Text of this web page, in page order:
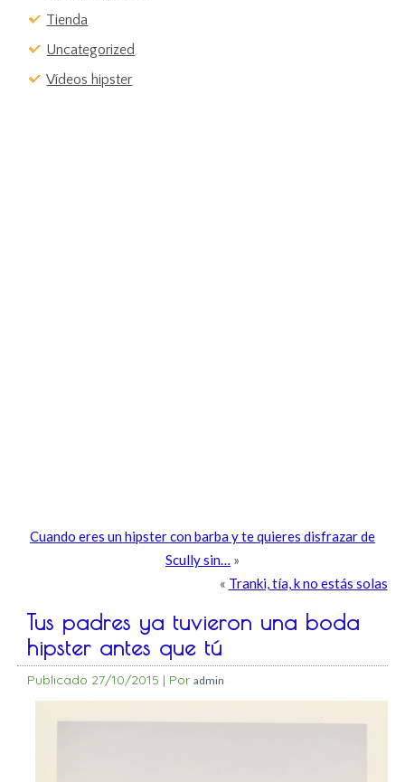
Tienda
Uncategorized
Vídeos hipster
Cuando eres un hipster con barba y te quieres disfrazar de
Scully sin… »
« Tranki, tía, k no estás solas
Tus padres ya tuvieron una boda
hipster antes que tú
Publicado 27/10/2015 | Por admin